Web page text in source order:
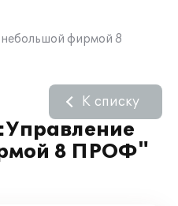
фирмой 8
8 ПРОФ"
К списку